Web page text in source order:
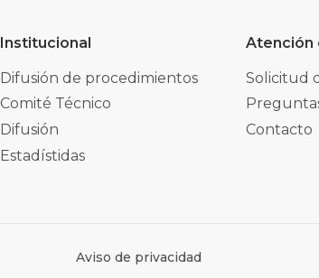
Institucional
Difusión de procedimientos
Comité Técnico
Difusión
Estadístidas
Atención
Solicitud
Contacto
Aviso de privacidad